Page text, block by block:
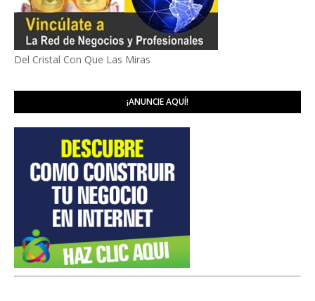
Del Cristal Con Que Las Miras
¡ANUNCIE AQUÍ!